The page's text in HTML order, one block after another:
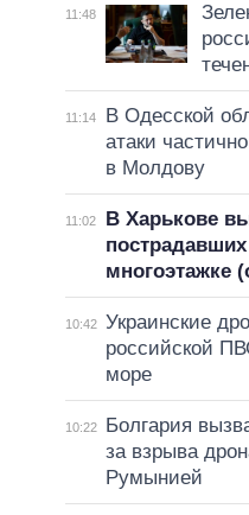
11:48
11:14
В Одесской
атаки
в Молдову
11:02
В Харькове
многоэтажке
10:42 Украинские
российской
море
10:22
Болгария
за взрыва
Румынией